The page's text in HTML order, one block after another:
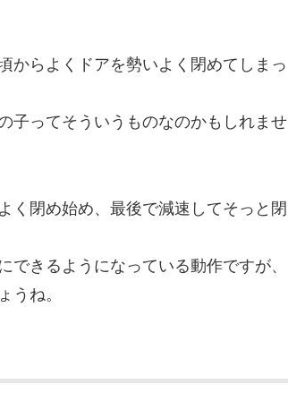
からよくドアを勢いよく閉めてしまっ
子ってそういうものなのかもしれませ
く閉め始め、最後で減速してそっと閉
きるようになっている動作ですが、
ね。